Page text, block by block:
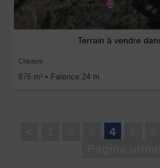
Terrain à vendre
Chinteni
876 m2 • Faïence 24 m
4